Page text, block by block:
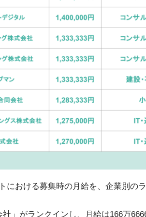
における募集時の月給を、企業別の
」がランクインし、月給は166万